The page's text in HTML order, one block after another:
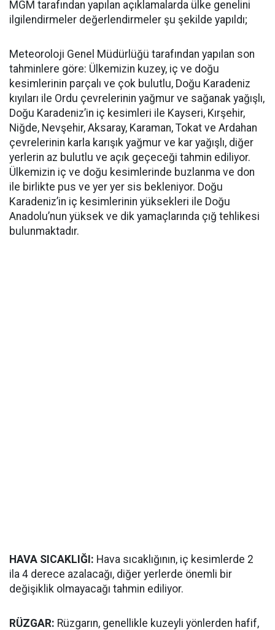
MGM tarafından yapılan açıklamalarda ülke genelini
ilgilendirmeler değerlendirmeler şu şekilde yapıldı;
Meteoroloji Genel Müdürlüğü tarafından yapılan son
tahminlere göre: Ülkemizin kuzey, iç ve doğu
kesimlerinin parçalı ve çok bulutlu, Doğu Karadeniz
kıyıları ile Ordu çevrelerinin yağmur ve sağanak yağışlı,
Doğu Karadeniz’in iç kesimleri ile Kayseri, Kırşehir,
Niğde, Nevşehir, Aksaray, Karaman, Tokat ve Ardahan
çevrelerinin karla karışık yağmur ve kar yağışlı, diğer
yerlerin az bulutlu ve açık geçeceği tahmin ediliyor.
Ülkemizin iç ve doğu kesimlerinde buzlanma ve don
ile birlikte pus ve yer yer sis bekleniyor. Doğu
Karadeniz’in iç kesimlerinin yüksekleri ile Doğu
Anadolu’nun yüksek ve dik yamaçlarında çığ tehlikesi
bulunmaktadır.
HAVA SICAKLIĞI: Hava sıcaklığının, iç kesimlerde 2
ila 4 derece azalacağı, diğer yerlerde önemli bir
değişiklik olmayacağı tahmin ediliyor.
RÜZGAR: Rüzgarın, genellikle kuzeyli yönlerden hafif,